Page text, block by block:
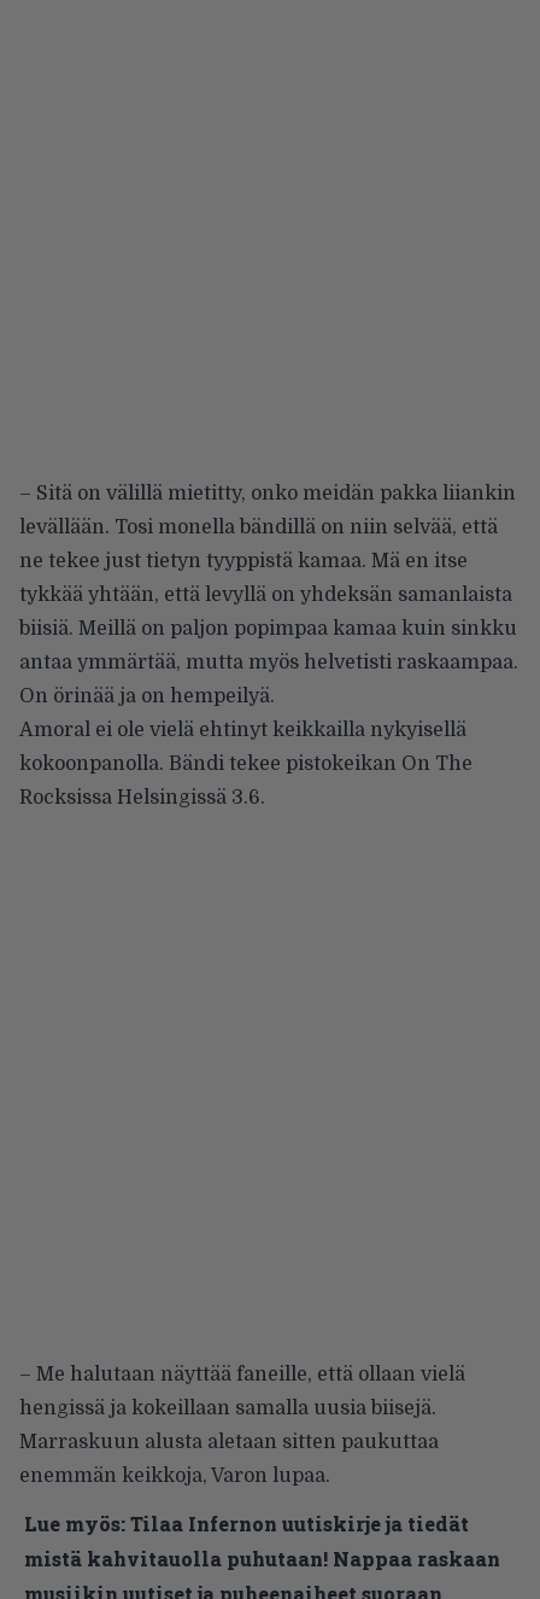
– Sitä on välillä mietitty, onko meidän pakka liiankin
levällään. Tosi monella bändillä on niin selvää, että
ne tekee just tietyn tyyppistä kamaa. Mä en itse
tykkää yhtään, että levyllä on yhdeksän samanlaista
biisiä. Meillä on paljon popimpaa kamaa kuin sinkku
antaa ymmärtää, mutta myös helvetisti raskaampaa.
On örinää ja on hempeilyä.
Amoral ei ole vielä ehtinyt keikkailla nykyisellä
kokoonpanolla. Bändi tekee pistokeikan On The
Rocksissa Helsingissä 3.6.
– Me halutaan näyttää faneille, että ollaan vielä
hengissä ja kokeillaan samalla uusia biisejä.
Marraskuun alusta aletaan sitten paukuttaa
enemmän keikkoja, Varon lupaa.
Lue myös:Tilaa Infernon uutiskirje ja tiedät
mistä kahvitauolla puhutaan! Nappaa raskaan
musiikin uutiset ja puheenaiheet suoraan